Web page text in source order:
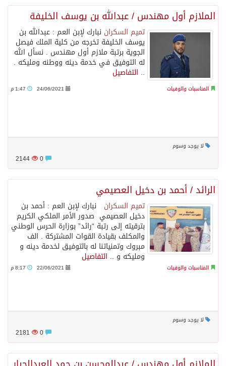
الملازم أول مهندس / عبدالله بن يوسف الخليفة
تميم السكران نبارك لإبن العم : عبدالله بن
يوسف الخليفة تخرجه من كلية الملك فيصل
الجوية برتبة ملازم أول مهندس . نسأل الله
له التوفيق في خدمة دينه ووطنه ومليكه .
.. التفاصيل
المناسبات والوفيات 24/06/2021
لا يوجد وسوم
2144
الرائد / أحمد بن دخيل العصيمي
تميم السكران نبارك لإبن العم : أحمد بن
دخيل العصيمي صدور الأمر الملكي الكريم
بترقيته إلى رتبة “رائد” بوزارة الحرس الوطني
والمكلف بقيادة القوات المشتركة . الف
مبروك وتمنياتنا له بالتوفيق لخدمة دينه و
ومليكه و .. التفاصيل
المناسبات والوفيات 22/06/2021
لا يوجد وسوم
2181